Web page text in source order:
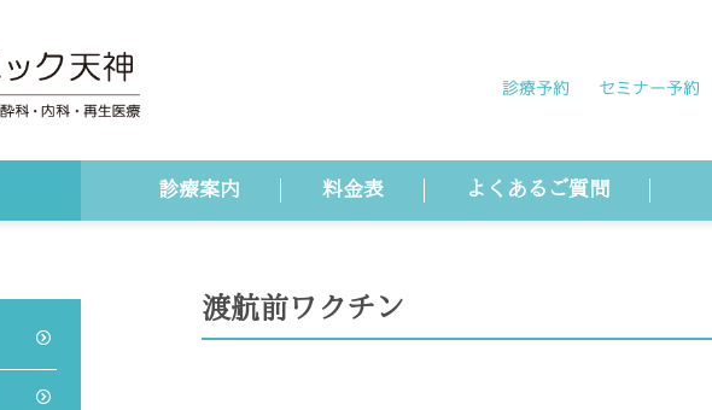
診療予約
セミナー予約
診療案内 料金表 よくあるご質問
渡航前ワクチン